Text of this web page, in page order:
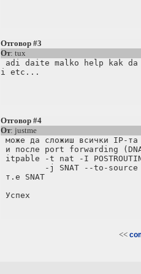
Отговор #3
От: tux
adi daite malko help kak
i etc...
Отговор #4
От: justme
може да сложиш всички IP-
и после port forwarding
itpable -t nat -I
-j SNAT --to-source
т.е SNAT
<<